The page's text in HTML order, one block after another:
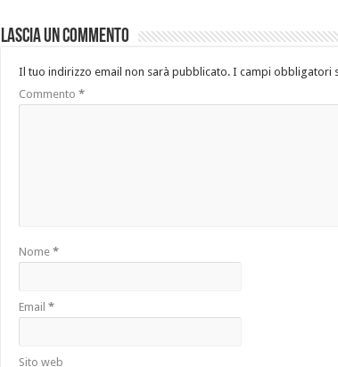
Lascia un commento
Il tuo indirizzo email non sarà pubblicato. I campi obbligatori
Commento *
Nome *
Email *
Sito web